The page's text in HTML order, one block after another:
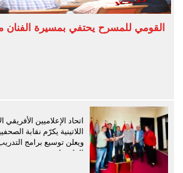
القومي للمسرح يحتفي بمسيرة
اتحاد الإعلاميين الأفريقي
اللاتينية يكرّم نقابة
ويعلن توسيع برامج
الفلسطينيين